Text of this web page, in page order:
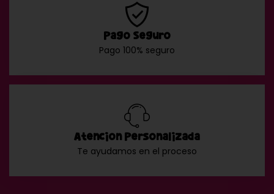
Pago Seguro
Pago 100% seguro
Atención Personalizada
Te ayudamos en el proceso